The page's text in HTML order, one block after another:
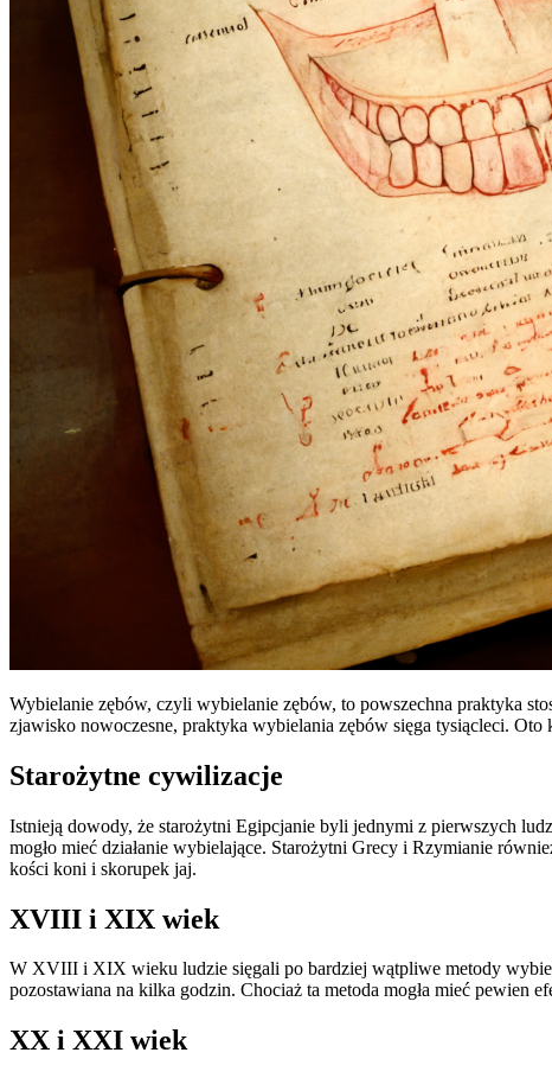
Wybielanie zębów, czyli wybielanie zębów, to powszechna praktyka
zjawisko nowoczesne, praktyka wybielania zębów sięga tysiącleci.
Starożytne cywilizacje
Istnieją dowody, że starożytni Egipcjanie byli jednymi z pierwszych
mogło mieć działanie wybielające. Starożytni Grecy i Rzymianie
kości koni i skorupek jaj.
XVIII i XIX wiek
W XVIII i XIX wieku ludzie sięgali po bardziej wątpliwe metody
pozostawiana na kilka godzin. Chociaż ta metoda mogła mieć pewien
XX i XXI wiek